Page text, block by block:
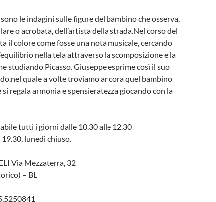
le indagini sulle figure del bambino che osserva,
o acrobata, dell’artista della strada.Nel corso del
il colore come fosse una nota musicale, cercando
nella tela attraverso la scomposizione e la
studiando Picasso. Giuseppe esprime così il suo
quale a volte troviamo ancora quel bambino
regala armonia e spensieratezza giocando con la
tutti i giorni dalle 10.30 alle 12.30
lunedì chiuso.
Via Mezzaterra, 32
– BL